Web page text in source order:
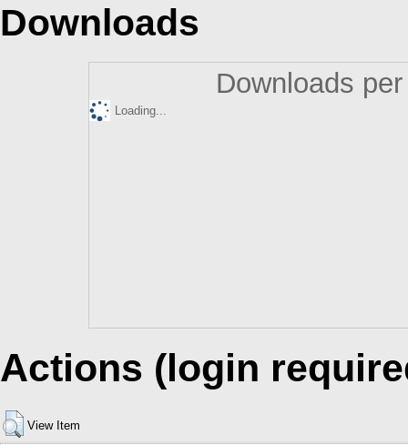
Downloads
Downloads
Loading...
Actions (login
View Item